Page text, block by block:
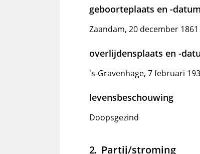
geboorteplaats en -datum
Zaandam, 20 december 1861
overlijdensplaats en -
's-Gravenhage, 7 februari
levensbeschouwing
Doopsgezind
Partij/stroming